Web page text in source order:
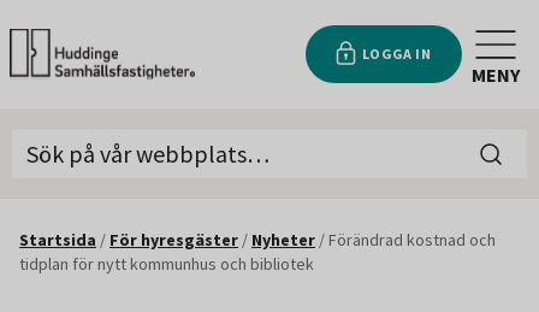
LOGGA IN
MENY
Startsida / För hyresgäster / Nyheter / Förändrad kostnad och
tidplan för nytt kommunhus och bibliotek